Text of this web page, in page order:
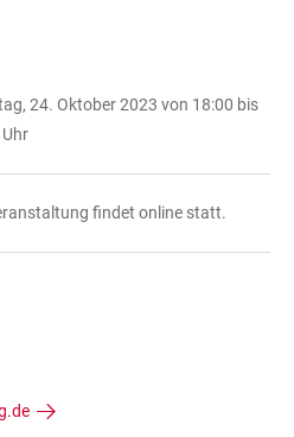
24. Oktober 2023 von 18:00 bis
findet online statt.